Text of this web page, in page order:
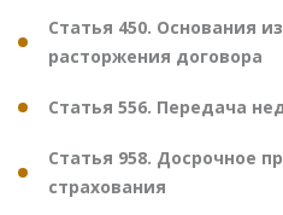
Статья 450. Основания
расторжения договора
Статья 556. Передача
Статья 958. Досрочное
страхования